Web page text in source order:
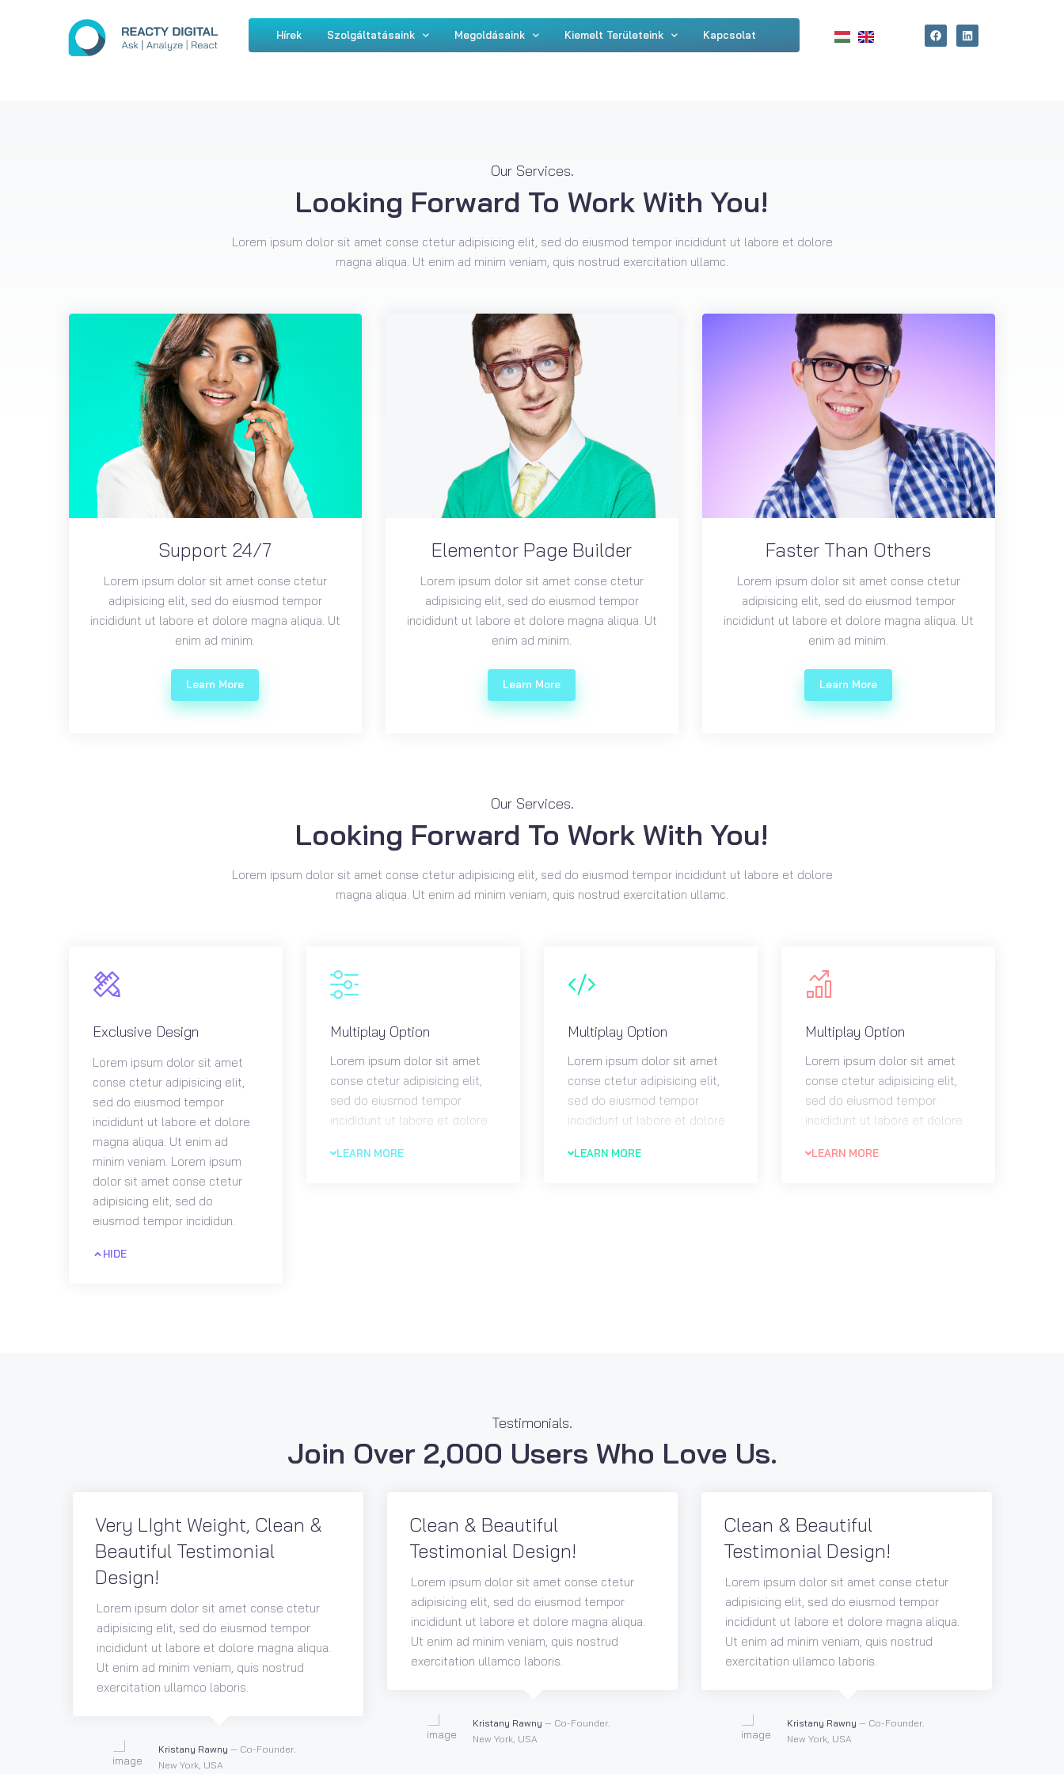
Hírek Szolgáltatásaink Megoldásaink Kiemelt Területeink Kapcsolat
Our Services.
Looking Forward To Work With You!
Lorem ipsum dolor sit amet conse ctetur adipisicing elit, sed do eiusmod tempor incididunt ut labore et dolore
magna aliqua. Ut enim ad minim veniam, quis nostrud exercitation ullamc.
Support 24/7
Lorem ipsum dolor sit amet conse ctetur
adipisicing elit, sed do eiusmod tempor
incididunt ut labore et dolore magna aliqua. Ut
enim ad minim.
Learn More
Elementor Page Builder
Lorem ipsum dolor sit amet conse ctetur
adipisicing elit, sed do eiusmod tempor
incididunt ut labore et dolore magna aliqua. Ut
enim ad minim.
Learn More
Faster Than Others
Lorem ipsum dolor sit amet conse ctetur
adipisicing elit, sed do eiusmod tempor
incididunt ut labore et dolore magna aliqua. Ut
enim ad minim.
Learn More
Our Services.
Looking Forward To Work With You!
Lorem ipsum dolor sit amet conse ctetur adipisicing elit, sed do eiusmod tempor incididunt ut labore et dolore
magna aliqua. Ut enim ad minim veniam, quis nostrud exercitation ullamc.
Exclusive Design
Lorem ipsum dolor sit amet
conse ctetur adipisicing elit,
sed do eiusmod tempor
incididunt ut labore et dolore
magna aliqua. Ut enim ad
minim veniam. Lorem ipsum
dolor sit amet conse ctetur
adipisicing elit, sed do
eiusmod tempor incididun.
HIDE
Multiplay Option
Lorem ipsum dolor sit amet
conse ctetur adipisicing elit,
sed do eiusmod tempor
incididunt ut labore et dolore
minim veniam. Lorem ipsum
LEARN MORE
Multiplay Option
Lorem ipsum dolor sit amet
conse ctetur adipisicing elit,
sed do eiusmod tempor
incididunt ut labore et dolore
minim veniam. Lorem ipsum
LEARN MORE
Multiplay Option
Lorem ipsum dolor sit amet
conse ctetur adipisicing elit,
sed do eiusmod tempor
incididunt ut labore et dolore
minim veniam. Lorem ipsum
LEARN MORE
Testimonials.
Join Over 2,000 Users Who Love Us.
Very LIght Weight, Clean &
Beautiful Testimonial
Design!
Lorem ipsum dolor sit amet conse ctetur
adipisicing elit, sed do eiusmod tempor
incididunt ut labore et dolore magna aliqua.
Ut enim ad minim veniam, quis nostrud
exercitation ullamco laboris.
Kristany Rawny — Co-Founder.
New York, USA
Clean & Beautiful
Testimonial Design!
Lorem ipsum dolor sit amet conse ctetur
adipisicing elit, sed do eiusmod tempor
incididunt ut labore et dolore magna aliqua.
Ut enim ad minim veniam, quis nostrud
exercitation ullamco laboris.
Kristany Rawny — Co-Founder.
New York, USA
Clean & Beautiful
Testimonial Design!
Lorem ipsum dolor sit amet conse ctetur
adipisicing elit, sed do eiusmod tempor
incididunt ut labore et dolore magna aliqua.
Ut enim ad minim veniam, quis nostrud
exercitation ullamco laboris.
Kristany Rawny — Co-Founder.
New York, USA